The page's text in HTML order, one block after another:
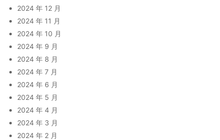
2024 年 12 月
2024 年 11 月
2024 年 10 月
2024 年 9 月
2024 年 8 月
2024 年 7 月
2024 年 6 月
2024 年 5 月
2024 年 4 月
2024 年 3 月
2024 年 2 月